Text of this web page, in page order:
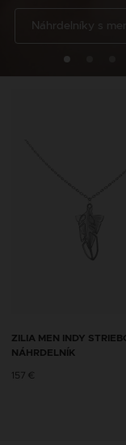
Náhrdelníky s
ZILIA MEN INDY
NÁHRDELNÍK
157 €